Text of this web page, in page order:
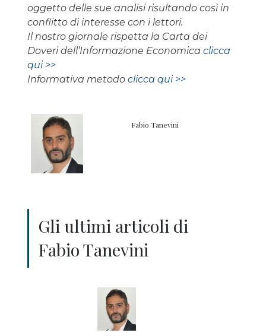
oggetto delle sue analisi risultando così in
conflitto di interesse con i lettori.
Il nostro giornale rispetta la Carta dei
Doveri dell’Informazione Economica clicca
qui >>
Informativa metodo clicca qui >>
Fabio Tanevini
Gli ultimi articoli di
Fabio Tanevini